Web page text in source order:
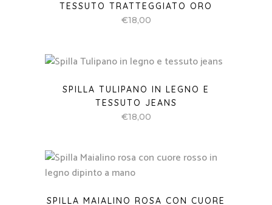
TESSUTO TRATTEGGIATO ORO
€18,00
SPILLA TULIPANO IN LEGNO E
TESSUTO JEANS
€18,00
SPILLA MAIALINO ROSA CON CUORE